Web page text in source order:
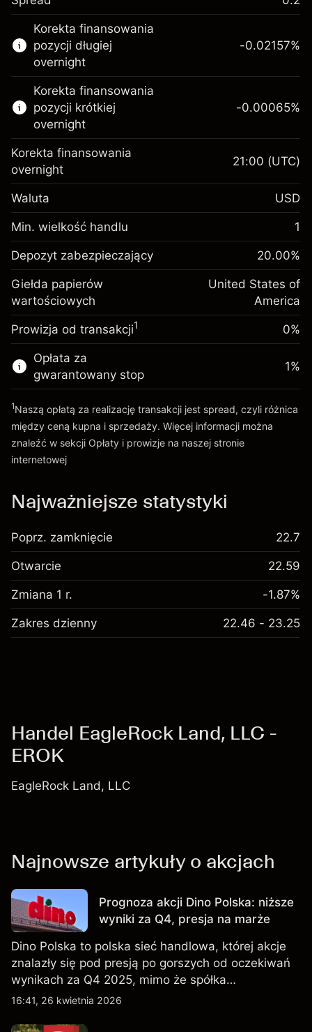
Ten instrument finansowy jest dostępny do
handlu poprzez CFD i opcje knock-out
Więcej informacji:
Kontrakty CFD
Opcje knock-out
Korekta finansowania
pozycji długiej
overnight
Depozyt
zabezpieczający. Twoja
inwestycja
$1,000.00
Opłata overnight za
utrzymanie pozycji
Opłaty od pełnej wartości
pozycji
-0.021568
%
(-$1.08)
Rozmiar transakcji z dźwignią ~
$5,000.00
Środki z dźwigni ~$4,000.00
Idź do platformy
-0.02157%
Korekta finansowania
pozycji krótkiej
overnight
Depozyt
zabezpieczający. Twoja
inwestycja
$1,000.00
Opłata overnight za
utrzymanie pozycji
Opłaty od pełnej wartości
pozycji
-0.000654
%
Rozmiar transakcji z dźwignią ~
Środki z dźwigni ~
$4,000.00
Idź do platformy
-0.00065%
Korekta finansowania
overnight
21:00 (UTC)
Waluta USD
Min. wielkość handlu 1
Depozyt zabezpieczający 20.00%
Giełda papierów
wartościowych
United States of
America
Prowizja od transakcji1 0%
Opłata za
gwarantowany stop
Opłaty i Prowizje
1%
1Naszą opłatą za realizację transakcji jest spread, czyli różnica
między ceną kupna i sprzedaży. Więcej informacji można
znaleźć w sekcji Opłaty i prowizje na naszej stronie
internetowej
Najważniejsze statystyki
Poprz. zamknięcie 22.7
Otwarcie 22.59
Zmiana 1 r. -1.87%
Zakres dzienny 22.46 - 23.25
Handel EagleRock Land, LLC -
EROK
EagleRock Land, LLC
Najnowsze artykuły o akcjach
Prognoza akcji Dino Polska: niższe
wyniki za Q4, presja na marże
Dino Polska to polska sieć handlowa, której akcje
znalazły się pod presją po gorszych od oczekiwań
wynikach za Q4 2025, mimo że spółka
kontynuowała rozwój sieci sklepów w Q1 2026.
16:41, 26 kwietnia 2026